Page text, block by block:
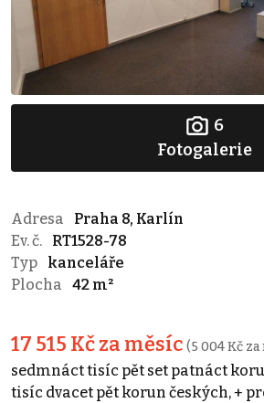
6
Fotogalerie
Adresa
Praha 8, Karlín
Ev. č.
RT1528-78
Typ
kanceláře
Plocha
42 m²
17 515 Kč za měsíc (5 004 Kč za
sedmnáct tisíc pět set patnáct
tisíc dvacet pět korun českých, +